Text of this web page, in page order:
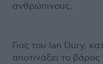
ανθρώπινους.
Γιος του Ian Dury,
αποτινάξει το